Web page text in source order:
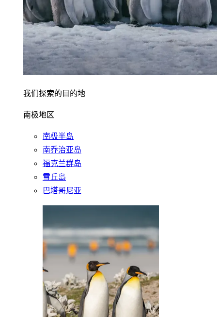
我们探索的目的地
南极地区
南极半岛
南乔治亚岛
福克兰群岛
雪丘岛
巴塔哥尼亚